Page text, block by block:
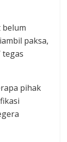
belum
paksa,
tegas
pihak